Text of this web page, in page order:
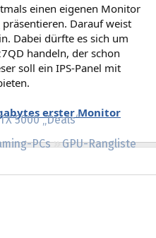
5000 „Deals“
PCs
GPU-Rangliste
einen eigenen Monitor
präsentieren. Darauf weist
Dabei dürfte es sich um
handeln, der schon
soll ein IPS-Panel mit
erster Monitor